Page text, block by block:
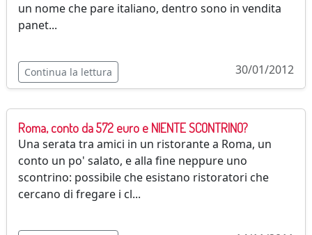
un nome che pare italiano, dentro sono in vendita
panet...
Continua la lettura 30/01/2012
Roma, conto da 572 euro e NIENTE SCONTRINO?
Una serata tra amici in un ristorante a Roma, un
conto un po' salato, e alla fine neppure uno
scontrino: possibile che esistano ristoratori che
cercano di fregare i cl...